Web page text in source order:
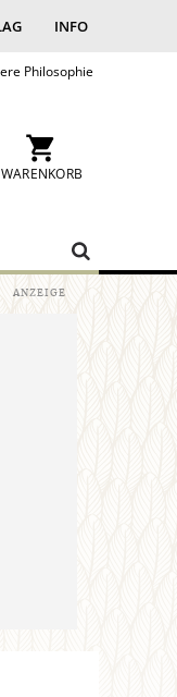
INFO
Philosophie
WARENKORB